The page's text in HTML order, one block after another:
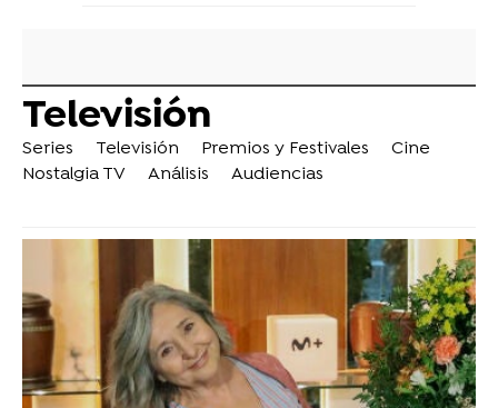
Televisión
Series Televisión Premios y Festivales
Cine
Nostalgia TV
Análisis Audiencias